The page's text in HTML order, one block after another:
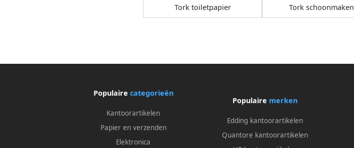
Tork toiletpapier Tork schoonmaken
Populaire categorieën
Kantoorartikelen
Papier en verzenden
Elektronica
Populaire merken
Edding kantoorartikelen
Quantore kantoorartikelen